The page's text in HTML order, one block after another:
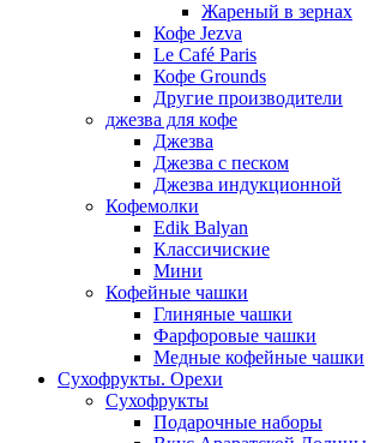
Жареный в зернах
Кофе Jezva
Le Café Paris
Кофе Grounds
Другие производители
джезва для кофе
Джезва
Джезва с песком
Джезва индукционной
Кофемолки
Edik Balyan
Классичиские
Мини
Кофейные чашки
Глиняные чашки
Фарфоровые чашки
Медные кофейные чашки
Сухофрукты. Орехи
Сухофрукты
Подарочные наборы